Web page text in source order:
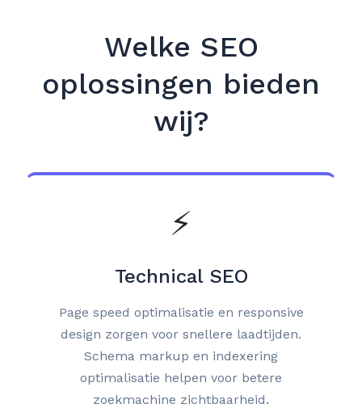
Welke SEO
oplossingen bieden
wij?
⚡
Technical SEO
Page speed optimalisatie en responsive
design zorgen voor snellere laadtijden.
Schema markup en indexering
optimalisatie helpen voor betere
zoekmachine zichtbaarheid.